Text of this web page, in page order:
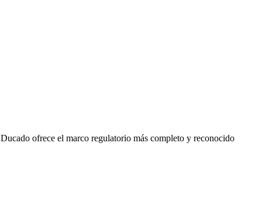
ofrece el marco regulatorio más completo y reconocido